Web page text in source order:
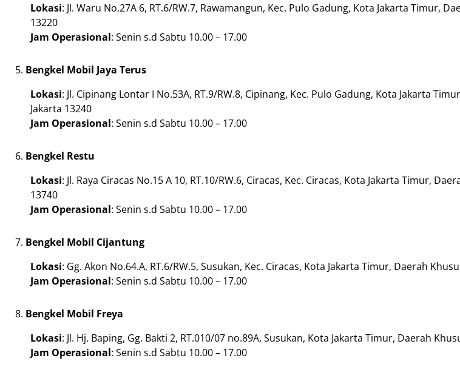
Lokasi: Jl. Waru No.27A 6, RT.6/RW.7, Rawamangun, Kec. Pulo Gadung, Kota Jakarta Timur,
13220
Jam Operasional: Senin s.d Sabtu 10.00 – 17.00
Bengkel Mobil Jaya Terus
Lokasi: Jl. Cipinang Lontar I No.53A, RT.9/RW.8, Cipinang, Kec. Pulo Gadung, Kota Jakarta
Jakarta 13240
Jam Operasional: Senin s.d Sabtu 10.00 – 17.00
Bengkel Restu
Lokasi: Jl. Raya Ciracas No.15 A 10, RT.10/RW.6, Ciracas, Kec. Ciracas, Kota Jakarta Timur,
13740
Jam Operasional: Senin s.d Sabtu 10.00 – 17.00
Bengkel Mobil Cijantung
Lokasi: Gg. Akon No.64.A, RT.6/RW.5, Susukan, Kec. Ciracas, Kota Jakarta Timur, Daerah
Jam Operasional: Senin s.d Sabtu 10.00 – 17.00
Bengkel Mobil Freya
Lokasi: Jl. Hj. Baping, Gg. Bakti 2, RT.010/07 no.89A, Susukan, Kota Jakarta Timur, Daerah
Jam Operasional: Senin s.d Sabtu 10.00 – 17.00